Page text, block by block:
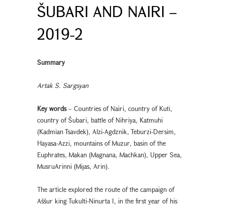
ŠUBARI AND NAIRI –
2019-2
Summary
Artak S. Sargsyan
Key words– Countries of Nairi, country of Kuti,
country of Šubari, battle of Nihriya, Katmuhi
(Kadmian Tsavdek), Alzi-Agdznik, Teburzi-Dersim,
Hayasa-Azzi, mountains of Muzur, basin of the
Euphrates, Makan (Magnana, Machkan), Upper Sea,
MusruArinni (Miյas, Arin).
The article explored the route of the campaign of
Aššur king Tukulti-Ninurta I, in the first year of his